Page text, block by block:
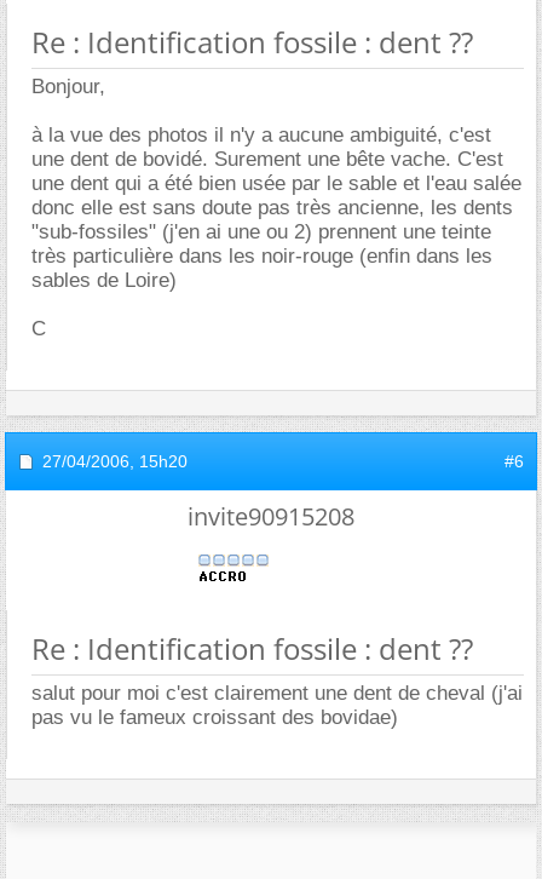
Re : Identification fossile : dent ??
Bonjour,
à la vue des photos il n'y a aucune ambiguité, c'est
une dent de bovidé. Surement une bête vache. C'est
une dent qui a été bien usée par le sable et l'eau salée
donc elle est sans doute pas très ancienne, les dents
"sub-fossiles" (j'en ai une ou 2) prennent une teinte
très particulière dans les noir-rouge (enfin dans les
sables de Loire)
C
27/04/2006, 15h20 #6
invite90915208
Re : Identification fossile : dent ??
salut pour moi c'est clairement une dent de cheval (j'ai
pas vu le fameux croissant des bovidae)